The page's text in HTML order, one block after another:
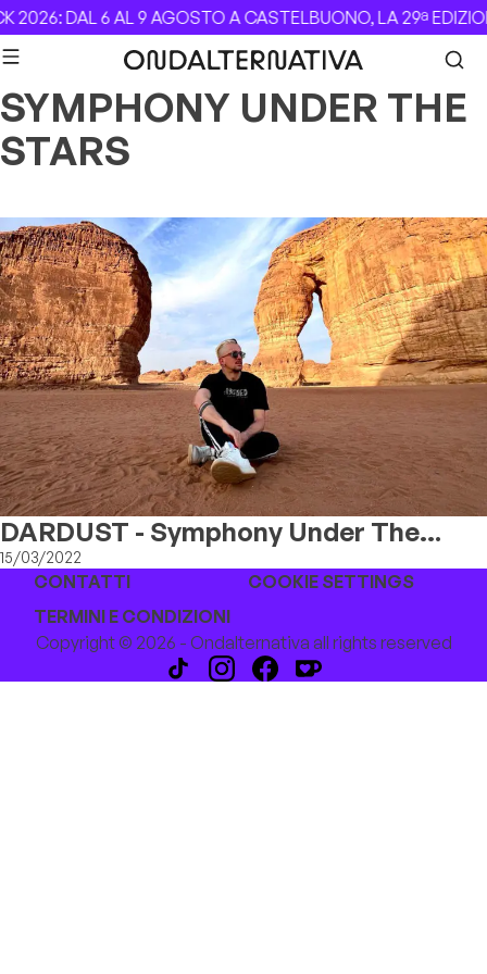
Skip to content
2026: DAL 6 AL 9 AGOSTO A CASTELBUONO, LA 29ª
SYMPHONY UNDER THE
STARS
DARDUST - Symphony Under The
Stars
15/03/2022
CONTATTI
COOKIE SETTINGS
TERMINI E CONDIZIONI
Copyright © 2026 - Ondalternativa all rights reserved